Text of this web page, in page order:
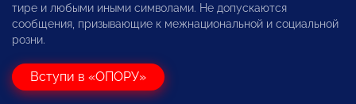
тире и любыми иными символами. Не допускаются
сообщения, призывающие к межнациональной и социальной
розни.
Вступи в «ОПОРУ»